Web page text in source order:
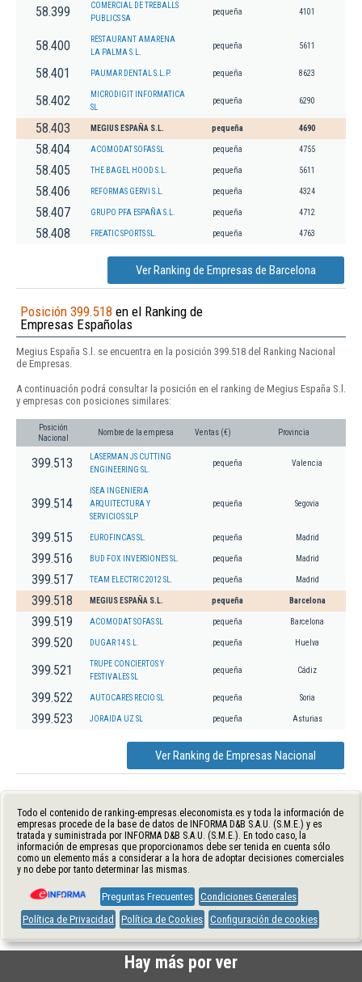
58.399
COMERCIAL DE TREBALLS
PUBLICS SA
pequeña 4101
58.400
RESTAURANT AMARENA
LA PALMA S.L.
pequeña 5611
58.401 PAUMAR DENTAL S.L.P. pequeña 8623
58.402
MICRODIGIT INFORMATICA
SL
pequeña 6290
58.403 MEGIUS ESPAÑA S.L. pequeña 4690
58.404 ACOMODAT SOFAS SL pequeña 4755
58.405 THE BAGEL HOOD S.L. pequeña 5611
58.406 REFORMAS GERVI S.L. pequeña 4324
58.407 GRUPO PFA ESPAÑA S.L. pequeña 4712
58.408 FREATIC SPORTS SL. pequeña 4763
Ver Ranking de Empresas de Barcelona
Posición 399.518 en el Ranking de
Empresas Españolas
Megius España S.l. se encuentra en la posición 399.518 del Ranking Nacional
de Empresas.
A continuación podrá consultar la posición en el ranking de Megius España S.l.
y empresas con posiciones similares:
Posición
Nacional
Nombre de la empresa Ventas (€) Provincia
399.513
LASERMAN JS CUTTING
ENGINEERING SL.
pequeña Valencia
399.514
ISEA INGENIERIA
ARQUITECTURA Y
SERVICIOS SLP
pequeña Segovia
399.515 EUROFINCAS SL. pequeña Madrid
399.516 BUD FOX INVERSIONES SL. pequeña Madrid
399.517 TEAM ELECTRIC 2012 SL. pequeña Madrid
399.518 MEGIUS ESPAÑA S.L. pequeña Barcelona
399.519 ACOMODAT SOFAS SL pequeña Barcelona
399.520 DUGAR 14 S.L. pequeña Huelva
399.521
TRUPE CONCIERTOS Y
FESTIVALES SL
pequeña Cádiz
399.522 AUTOCARES RECIO SL pequeña Soria
399.523 JORAIDA UZ SL pequeña Asturias
Ver Ranking de Empresas Nacional
Todo el contenido de ranking-empresas.eleconomista.es y toda la información de
empresas procede de la base de datos de INFORMA D&B S.A.U. (S.M.E.) y es
tratada y suministrada por INFORMA D&B S.A.U. (S.M.E.). En todo caso, la
información de empresas que proporcionamos debe ser tenida en cuenta sólo
como un elemento más a considerar a la hora de adoptar decisiones comerciales
y no debe por tanto determinar las mismas.
Preguntas Frecuentes Condiciones Generales
Política de Privacidad
Política de Cookies Configuración de cookies
Hay más por ver